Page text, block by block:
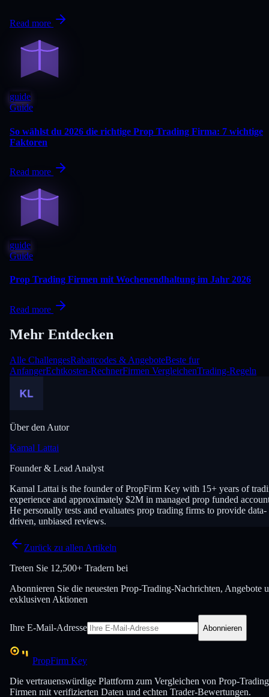
Read more
guide
Guide
So wählst du 2026 die richtige Prop Trading Firma: 7 wichtige
Faktoren
Read more
guide
Guide
Prop Trading Firmen mit Wochenendhaltung im Jahr 2026
Read more
Mehr Entdecken
Alle ChallengesRabattcodes & AngeboteBeste fur
AnfangerEchtkosten-RechnerFirmen VergleichenTrading-Regeln
Über den Autor
Kamal Lattai
Founder & Lead Analyst
Kamal Lattai is the founder of PropFirm Key with 15+ years of
experience and approximately $2M in managed prop funded
He personally tests and evaluates prop trading firms to provide data-
driven, unbiased reviews.
Zurück zu allen Artikeln
Treten Sie 12,500+ Tradern bei
Abonnieren Sie die neuesten Prop-Trading-Nachrichten, Angebote
exklusiven Aktionen
Ihre E-Mail-Adresse Abonnieren
PropFirm Key
Die vertrauenswürdige Plattform zum Vergleichen von Prop-
Firmen mit verifizierten Daten und echten Trader-Bewertungen.